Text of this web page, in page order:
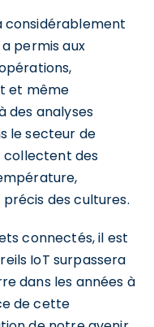
considérablement
permis aux
et même
des analyses
le secteur de
collectent des
des cultures.
connectés, il est
IoT surpassera
dans les années à
de cette